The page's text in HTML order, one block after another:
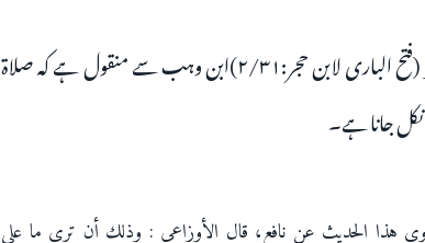
(فتح الباری لابن حجر:۲/۳۱)ابن وہب سے منقول ہے کہ صلاۃ
جانا ہے۔
هذا الحديث عن نافع، قال الأوزاعي : وذلك أن ترى ما على